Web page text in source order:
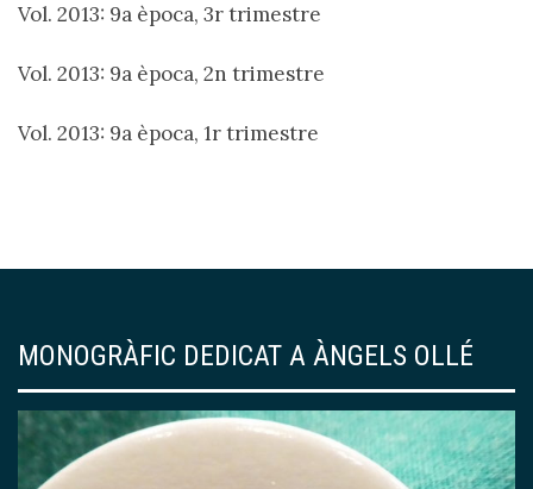
Vol. 2013: 9a època, 3r trimestre
Vol. 2013: 9a època, 2n trimestre
Vol. 2013: 9a època, 1r trimestre
MONOGRÀFIC DEDICAT A ÀNGELS OLLÉ